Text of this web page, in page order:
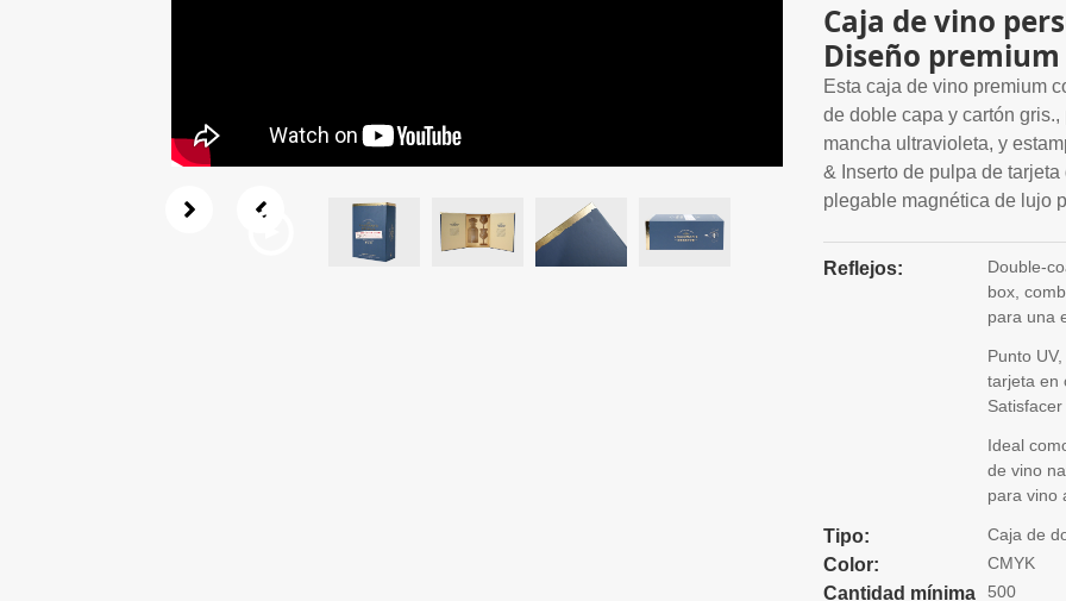
Caja de vino
Diseño
Esta caja de vino premium
de doble capa y cartón
mancha ultravioleta, y
& Inserto de pulpa de
plegable magnética de lujo
Reflejos:
Double-
box ,
para una
Punto
tarjeta en
Ideal
de vino
para vino
Tipo: Caja de
Color: CMYK
Cantidad mínima
500